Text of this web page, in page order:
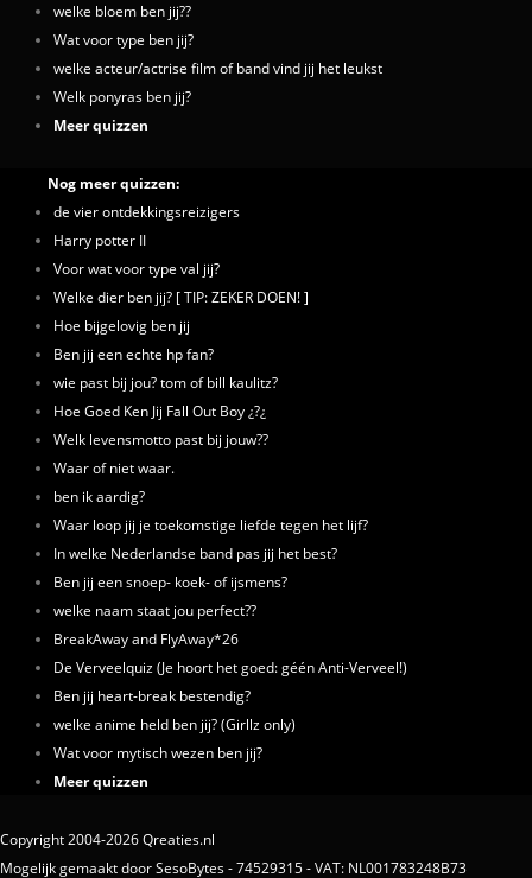
welke bloem ben jij??
Wat voor type ben jij?
welke acteur/actrise film of band vind jij het leukst
Welk ponyras ben jij?
Meer quizzen
Nog meer quizzen:
de vier ontdekkingsreizigers
Harry potter II
Voor wat voor type val jij?
Welke dier ben jij? [ TIP: ZEKER DOEN! ]
Hoe bijgelovig ben jij
Ben jij een echte hp fan?
wie past bij jou? tom of bill kaulitz?
Hoe Goed Ken Jij Fall Out Boy ¿?¿
Welk levensmotto past bij jouw??
Waar of niet waar.
ben ik aardig?
Waar loop jij je toekomstige liefde tegen het lijf?
In welke Nederlandse band pas jij het best?
Ben jij een snoep- koek- of ijsmens?
welke naam staat jou perfect??
BreakAway and FlyAway*26
De Verveelquiz (Je hoort het goed: géén Anti-Verveel!)
Ben jij heart-break bestendig?
welke anime held ben jij? (Girllz only)
Wat voor mytisch wezen ben jij?
Meer quizzen
Copyright 2004-2026 Qreaties.nl
Mogelijk gemaakt door SesoBytes - 74529315 - VAT: NL001783248B73